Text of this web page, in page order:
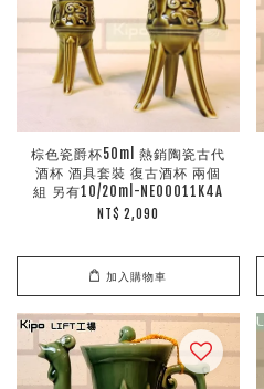
棕色瓷爵杯50ml 熱銷陶瓷古代
酒杯 酒具套裝 復古酒杯 兩個
組 另有10/20ml-NEO0011K4A
NT$ 2,090
加入購物車